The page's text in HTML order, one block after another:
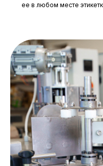
ее в любом месте